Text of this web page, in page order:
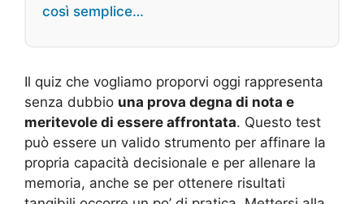
così semplice…
Il quiz che vogliamo proporvi oggi rappresenta
senza dubbio una prova degna di nota e
meritevole di essere affrontata. Questo test
può essere un valido strumento per affinare la
propria capacità decisionale e per allenare la
memoria, anche se per ottenere risultati